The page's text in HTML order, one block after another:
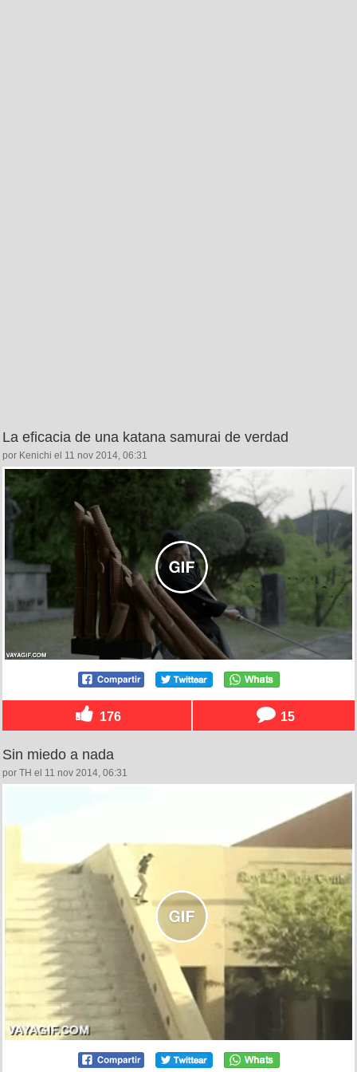
La eficacia de una katana samurai de verdad
por Kenichi el 11 nov 2014, 06:31
176 15
Sin miedo a nada
por TH el 11 nov 2014, 06:31